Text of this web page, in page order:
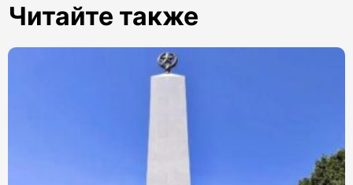
Читайте также